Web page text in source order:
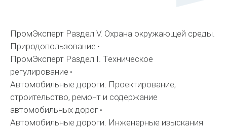
ПромЭксперт Раздел V. Охрана окружающей среды.
Природопользование
ПромЭксперт Раздел I. Техническое
регулирование
Автомобильные дороги. Проектирование,
строительство, ремонт и содержание
автомобильных дорог
Автомобильные дороги. Инженерные изыскания